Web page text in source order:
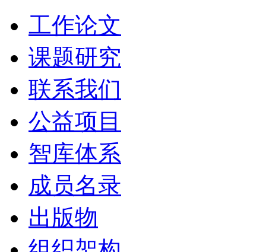
工作论文
课题研究
联系我们
公益项目
智库体系
成员名录
出版物